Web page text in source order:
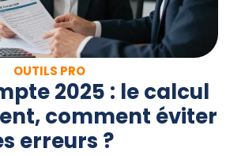
OUTILS PRO
2025 : le calcul
comment éviter
erreurs ?